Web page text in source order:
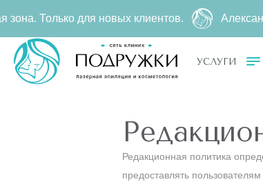
УСЛУГИ
Редакционная политика
предоставлять
для новых клиентов.